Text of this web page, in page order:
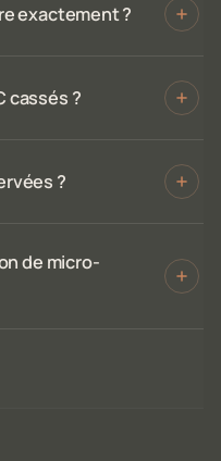
exactement ?
cassés ?
?
de micro-